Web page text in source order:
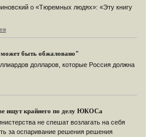
о «Тюремных людях»: «Эту книгу
может быть обжаловано"
долларов, которые Россия должна
ищут крайнего по делу ЮКОСа
не спешат возлагать на себя
за оспаривание решения решения